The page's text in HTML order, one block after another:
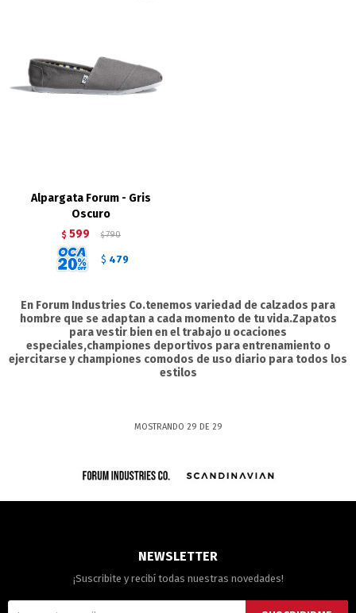
Alpargata Forum - Gris
Oscuro
$ 599 $ 790
$ 479
En Forum Industries Co.tenemos variedad de calzados para
hombre que se adaptan a cada momento de tu vida.Zapatos
para vestir bien en el trabajo u ocaciones
especiales,championes deportivos para entrenamiento o
ejercitarse y championes comodos de uso diario para todos los
estilos
MOSTRANDO 29 DE 29
NEWSLETTER
¡Suscribite y recibí todas nuestras novedades!